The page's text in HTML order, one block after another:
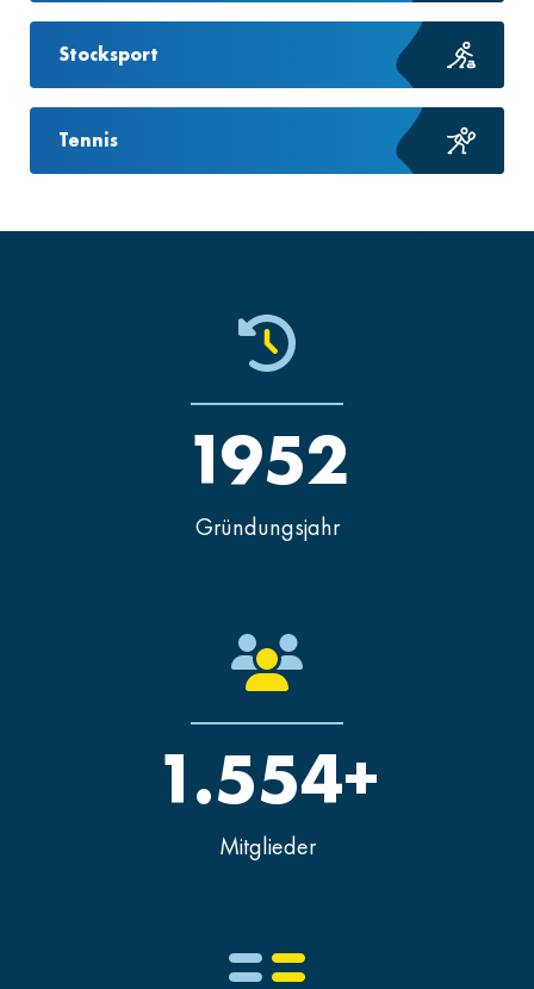
Stocksport
Tennis
Gründungsjahr
1952
Mitglieder
1.554+